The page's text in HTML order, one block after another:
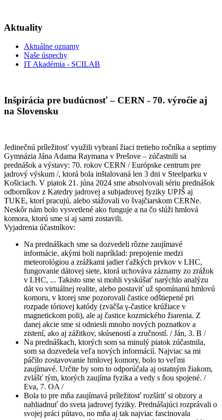
Aktuality
Aktuálne oznamy
Naše úspechy
IT Akadémia - SCILAB
Inšpirácia pre budúcnosť – CERN - 70. výročie aj
na Slovensku
Jedinečnú príležitosť využili vybraní žiaci tretieho ročníka a septimy
Gymnázia Jána Adama Raymana v Prešove – zúčastnili sa
prednášok a výstavy: 70. rokov CERN / Európske centrum pre
jadrový výskum /, ktorá bola inštalovaná len 3 dni v Steelparku v
Košiciach. V piatok 21. júna 2024 sme absolvovali sériu prednášok
odborníkov z Katedry jadrovej a subjadrovej fyziky UPJŠ aj
TUKE, ktorí pracujú, alebo stážovali vo švajčiarskom CERNe.
Neskôr nám bolo vysvetlené ako funguje a na čo slúži hmlová
komora, ktorú sme si aj sami zostavili.
Vyjadrenia účastníkov:
Na prednáškach sme sa dozvedeli rôzne zaujímavé
informácie, akými boli napríklad: prepojenie medzi
meteorológiou a zrážkami jadier ťažkých prvkov v LHC,
fungovanie dátovej siete, ktorá uchováva záznamy zo zrážok
v LHC, ... Takisto sme si mohli vyskúšať narýchlo analýzu
dát vo virtuálnej realite, alebo postaviť už spomínanú hmlovú
komoru, v ktorej sme pozorovali častice odštiepené pri
rozpade tóriovej katódy (zväčša γ-častice krúžiace v
magnetickom poli), ale aj častice kozmického žiarenia. Z
danej akcie sme si odniesli mnoho nových poznatkov a
zistení, ako aj zážitkov, skúseností a zručností. / Ján, 3. B /
Na prednáškach, ktorých som sa minulý piatok zúčastnila,
som sa dozvedela veľa nových informácií. Najviac sa mi
páčilo zostavovanie hmlovej komory, bolo to veľmi
zaujímavé. Určite by som to odporúčala aj ostatným žiakom,
zvlášť tým, ktorých zaujíma fyzika a vedy s ňou spojené. /
Eva, 7. OA /
Bola to pre mňa zaujímavá príležitosť rozšíriť si obzory a
nahliadnuť do sveta jadrovej fyziky. Prednášajúci rozprávali o
svojej práci pútavo, no mňa aj tak najviac fascinovala